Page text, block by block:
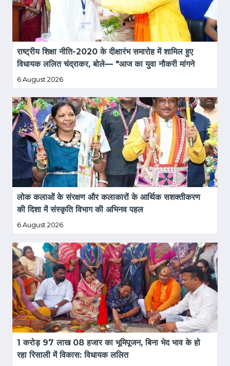
राष्ट्रीय शिक्षा नीति-2020 के दीक्षारंभ समारोह में शामिल हुए
विधायक ललित चंद्राकर, बोले— "आज का युवा नौकरी मांगने
वाला नहीं, नौकरी देने वाला बने"
6 August 2026
लोक कलाओं के संरक्षण और कलाकारों के आर्थिक सशक्तीकरण
की दिशा में संस्कृति विभाग की अभिनव पहल
6 August 2026
1 करोड़ 97 लाख 08 हजार का भूमिपूजन, बिना भेद भाव के हो
रहा रिसाली में विकास: विधायक ललित